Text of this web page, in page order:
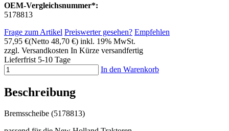
OEM-Vergleichsnummer*:
5178813
Frage zum Artikel Preiswerter gesehen? Empfehlen
57,95 €(Netto 48,70 €) inkl. 19% MwSt.
zzgl. Versandkosten In Kürze versandfertig
Lieferfrist 5-10 Tage
In den Warenkorb
Beschreibung
Bremsscheibe (5178813)